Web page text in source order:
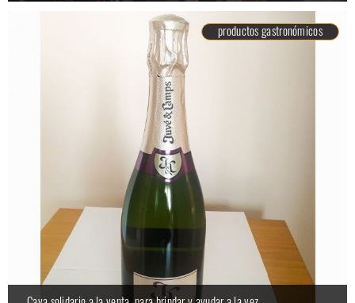
productos gastronómicos